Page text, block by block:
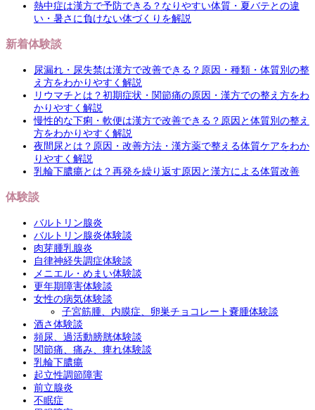
熱中症は漢方で予防できる？なりやすい体質・夏バテとの違
い・暑さに負けない体づくりを解説
新着体験談
尿漏れ・尿失禁は漢方で改善できる？原因・種類・体質別の整
え方をわかりやすく解説
リウマチとは？初期症状・関節痛の原因・漢方での整え方をわ
かりやすく解説
慢性的な下痢・軟便は漢方で改善できる？原因と体質別の整え
方をわかりやすく解説
夜間尿とは？原因・改善方法・漢方薬で整える体質ケアをわか
りやすく解説
乳輪下膿瘍とは？再発を繰り返す原因と漢方による体質改善
体験談
バルトリン腺炎
バルトリン腺炎体験談
肉芽腫乳腺炎
自律神経失調症体験談
メニエル・めまい体験談
更年期障害体験談
女性の病気体験談
子宮筋腫、内膜症、卵巣チョコレート嚢腫体験談
酒さ体験談
頻尿、過活動膀胱体験談
関節痛、痛み、痺れ体験談
乳輪下膿瘍
起立性調節障害
前立腺炎
不眠症